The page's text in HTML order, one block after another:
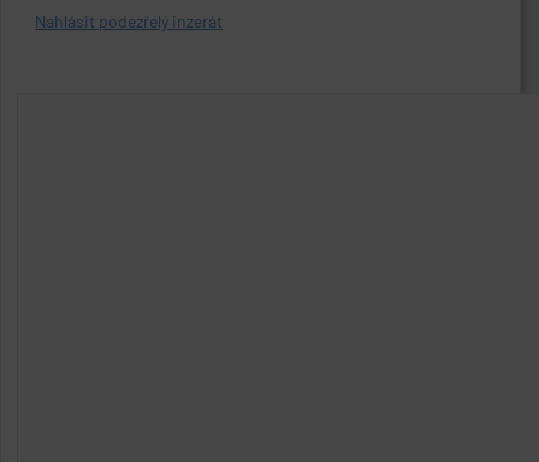
Nahlásit podezřelý inzerát